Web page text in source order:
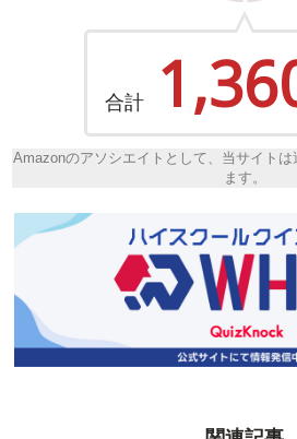
合計
Amazonのアソシエイトとして、当サイト
ます。